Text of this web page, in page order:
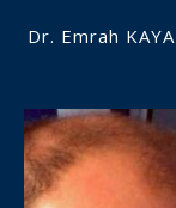
Dr. Emrah KAYA